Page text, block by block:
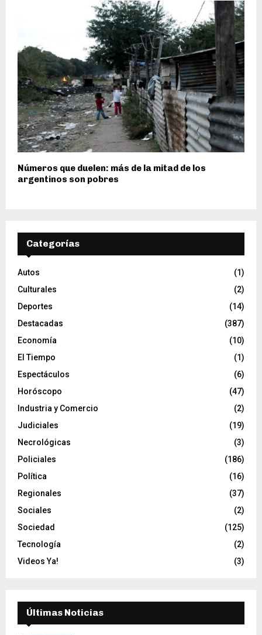
Números que duelen: más de la mitad de los
argentinos son pobres
Categorías
Autos
(1)
Culturales
(2)
Deportes
(14)
Destacadas
(387)
Economía
(10)
El Tiempo
(1)
Espectáculos
(6)
Horóscopo
(47)
Industria y Comercio
(2)
Judiciales
(19)
Necrológicas
(3)
Policiales
(186)
Política
(16)
Regionales
(37)
Sociales
(2)
Sociedad
(125)
Tecnología
(2)
Videos Ya!
(3)
Últimas Noticias